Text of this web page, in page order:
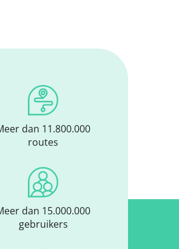
dan 11.800.000
routes
dan 15.000.000
gebruikers